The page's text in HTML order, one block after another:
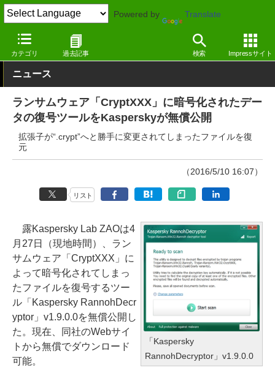
Powered by Translate
カテゴリ 過去記事 検索 Impressサイト
窓の杜 セキュリティ Windows
ニュース
ランサムウェア「CryptXXX」に暗号化されたデー
タの復号ツールをKasperskyが無償公開
拡張子が“.crypt”へと勝手に変更されてしまったファイルを復
元
（2016/5/10 16:07）
リスト
「Kaspersky
RannohDecryptor」v1.9.0.0
露Kaspersky Lab ZAOは4
月27日（現地時間）、ラン
サムウェア「CryptXXX」に
よって暗号化されてしまっ
たファイルを復号するツー
ル「Kaspersky RannohDecr
yptor」v1.9.0.0を無償公開し
た。現在、同社のWebサイ
トから無償でダウンロード
可能。